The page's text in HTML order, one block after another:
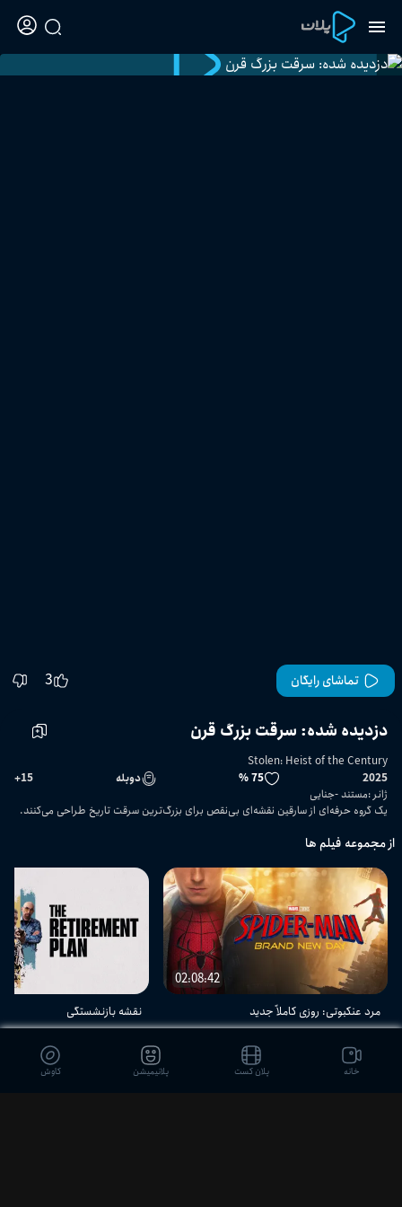
تماشای رایگان 3
دزدیده شده: سرقت بزرگ قرن
Stolen: Heist of the Century
2025
75 % دوبله 15
+
ژانر:مستند جنایی
یک گروه حرفه‌ای از سارقین نقشه‌ای بی‌نقص برای بزرگ‌ترین سرقت تاریخ طراحی می‌کنند.
از مجموعه فیلم ها
02:08:42
مرد عنکبوتی: روزی کاملاً جدید نقشه بازنشستگی
خانه پلان کست پلانیمیشن کاوش